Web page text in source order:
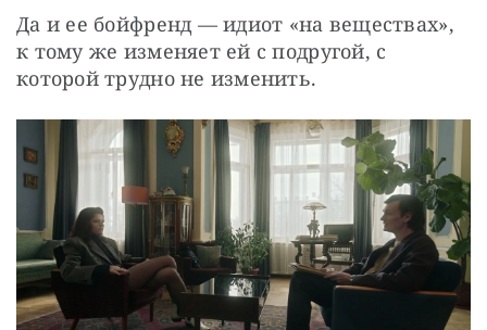
Да и ее бойфренд — идиот «на веществах»,
к тому же изменяет ей с подругой, с
которой трудно не изменить.